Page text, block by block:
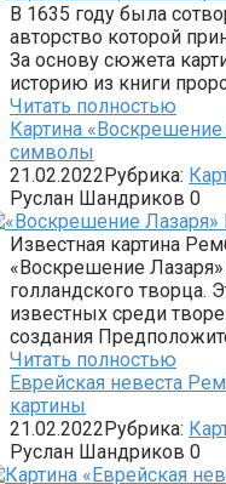
В 1635 году была
авторство которой
За основу сюжета
историю из книги
Читать полностью
Картина
символы
21.02.2022Рубрика:
Руслан Шандриков 0
Известная картина
«Воскрешение
голландского творца.
известных среди
создания
Читать полностью
Еврейская невеста
картины
21.02.2022Рубрика:
Руслан Шандриков 0